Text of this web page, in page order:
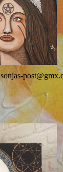
sonjas-